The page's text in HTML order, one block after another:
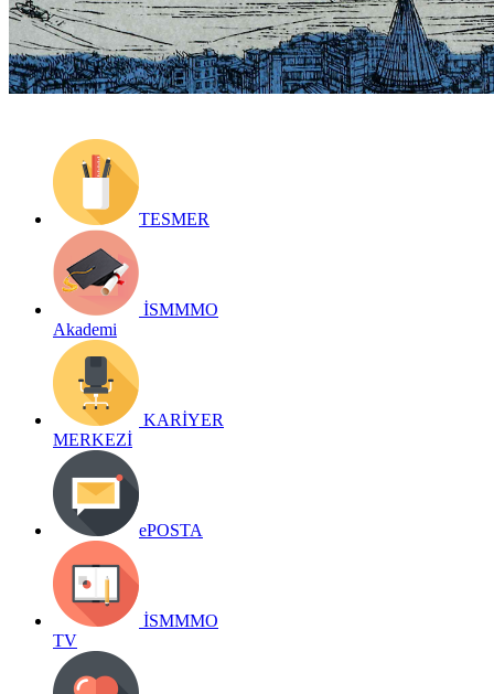
Detay bilgiler:
https://archive.ismmmo.org.tr/docs/duyuru/06122019_sergi.pdf
Geri Dön
TESMER
İSMMMO
Akademi
KARİYER
MERKEZİ
ePOSTA
İSMMMO
TV